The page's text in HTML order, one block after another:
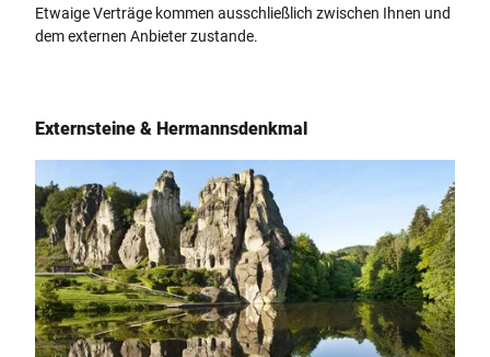
Etwaige Verträge kommen ausschließlich zwischen Ihnen und
dem externen Anbieter zustande.
Externsteine & Hermannsdenkmal